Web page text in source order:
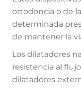
ortodoncia o de
determinada
de mantener la
Los dilatadores
resistencia al
dilatadores